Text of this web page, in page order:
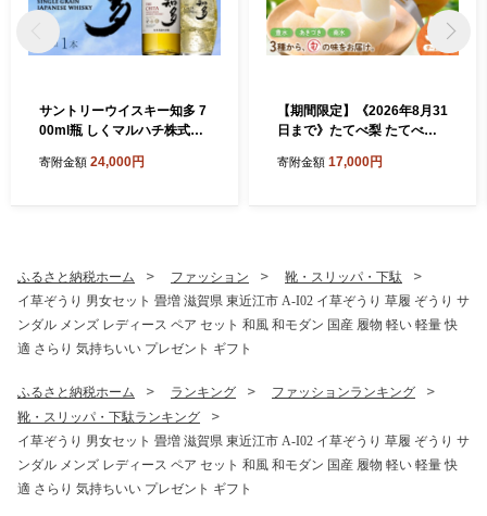
サントリーウイスキー知多 7
00ml瓶 しくマルハチ株式会
イスキー 知多 シングルグレ
寄附金額 24,000円
【期間限定】《2026年8月31
日まで》たてべ梨 たてべ大
江市 A-D28 梨 フルーツ 果物
寄附金額 17,000円
ふるさと納税ホーム ファッション
靴・スリッパ・下駄
イ草ぞうり 男女セット 畳増 滋賀県 東近江市 A-I02 イ草ぞうり 草履 ぞうり サ
ンダル メンズ レディース ペア セット 和風 和モダン 国産 履物 軽い 軽量 快
適 さらり 気持ちいい プレゼント ギフト
ふるさと納税ホーム ランキング
ファッションランキング
靴・スリッパ・下駄ランキング
イ草ぞうり 男女セット 畳増 滋賀県 東近江市 A-I02 イ草ぞうり 草履 ぞうり サ
ンダル メンズ レディース ペア セット 和風 和モダン 国産 履物 軽い 軽量 快
適 さらり 気持ちいい プレゼント ギフト